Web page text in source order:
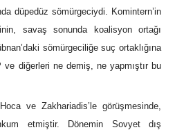
düpedüz sömürgeciydi. Komintern’in
savaş sonunda koalisyon ortağı
sömürgeciliğe suç ortaklığına
diğerleri ne demiş, ne yapmıştır bu
ve Zakhariadis’le görüşmesinde,
etmiştir. Dönemin Sovyet dış